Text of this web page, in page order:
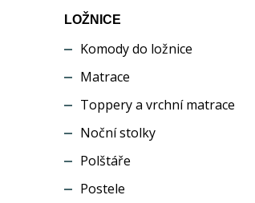
LOŽNICE
Komody do ložnice
Matrace
Toppery a vrchní matrace
Noční stolky
Polštáře
Postele